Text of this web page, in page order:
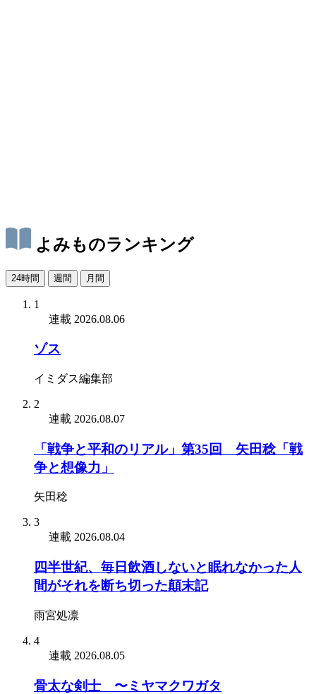
よみものランキング
24時間 週間 月間
1
連載 2026.08.06
ゾス
イミダス編集部
2
連載 2026.08.07
「戦争と平和のリアル」第35回 矢田稔「戦
争と想像力」
矢田稔
3
連載 2026.08.04
四半世紀、毎日飲酒しないと眠れなかった人
間がそれを断ち切った顛末記
雨宮処凛
4
連載 2026.08.05
骨太な剣士 〜ミヤマクワガタ